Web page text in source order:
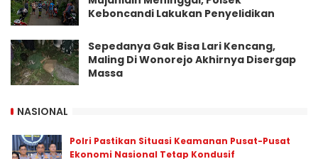
Keboncandi Lakukan Penyelidikan
Sepedanya Gak Bisa Lari Kencang,
Maling Di Wonorejo Akhirnya Disergap
Massa
NASIONAL
Polri Pastikan Situasi Keamanan Pusat-Pusat
Ekonomi Nasional Tetap Kondusif